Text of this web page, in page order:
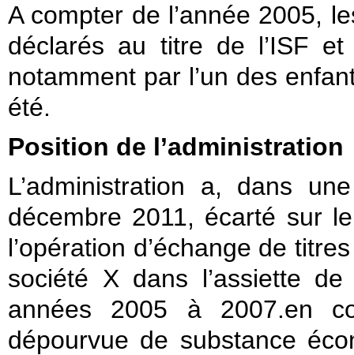
A compter de l’année 2005,
déclarés au titre de l’ISF
notamment par l’un des
été.
Position de l’administration
L’administration a, dans
décembre 2011, écarté sur
l’opération d’échange de
société X dans l’assiette
années 2005 à 2007.en
dépourvue de substance